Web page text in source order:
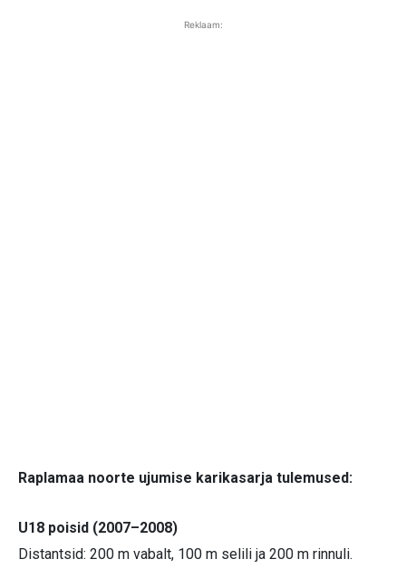
Reklaam:
Raplamaa noorte ujumise karikasarja tulemused:
U18 poisid (2007–2008)
Distantsid: 200 m vabalt, 100 m selili ja 200 m rinnuli.